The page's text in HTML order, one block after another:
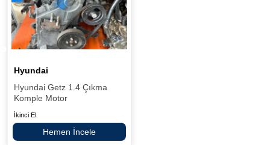
Hyundai
Hyundai Getz 1.4 Çıkma
Komple Motor
İkinci El
Hemen İncele